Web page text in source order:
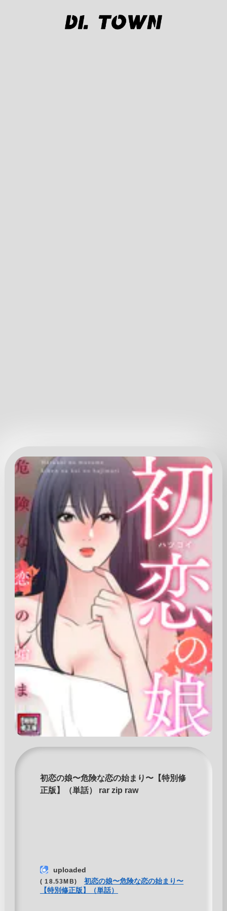
初恋の娘〜危険な恋の始まり〜【特別修
正版】（単話） rar zip raw
uploaded
( 18.53MB)
初恋の娘〜危険な恋の始まり〜
【特別修正版】（単話）